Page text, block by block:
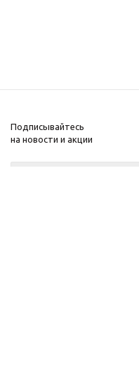
Подписывайтесь
на новости и акции